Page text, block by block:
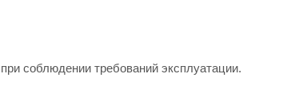
соблюдении требований эксплуатации.